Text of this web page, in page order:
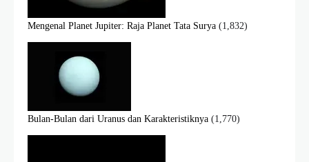
Mengenal Planet Jupiter: Raja Planet Tata Surya (1,832)
Bulan-Bulan dari Uranus dan Karakteristiknya (1,770)